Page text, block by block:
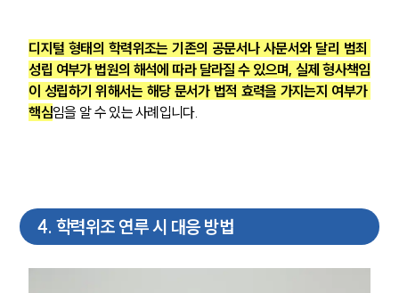
형사 주요 업무사례
사례분석/최신동향
형사 법률정보
법률지식인
형사소송·상담후기
형사그룹 업무
전체
디지털 형태의 학력위조는 기존의 공문서나 사문서와 달리 범죄
성립 여부가 법원의 해석에 따라 달라질 수 있으며, 실제 형사책임
이 성립하기 위해서는 해당 문서가 법적 효력을 가지는지 여부가
핵심임을 알 수 있는 사례입니다.
4. 학력위조 연루 시 대응 방법